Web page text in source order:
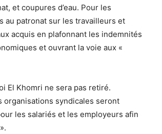
et coupures d’eau. Pour les
au patronat sur les travailleurs et
acquis en plafonnant les indemnités
et ouvrant la voie aux «
El Khomri ne sera pas retiré.
organisations syndicales seront
les salariés et les employeurs afin